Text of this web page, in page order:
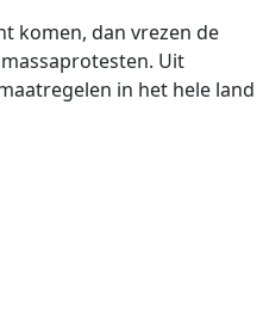
komen, dan vrezen de
Uit
in het hele land